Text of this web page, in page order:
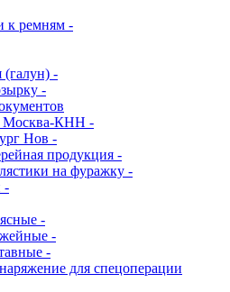
к ремням -
(галун) -
-
Москва-КНН -
Нов -
продукция -
на фуражку -
-
-
-
-
для спецоперации